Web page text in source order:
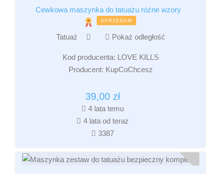
Cewkowa maszynka do tatuażu różne wzory
SPRZEDAM
Tatuaż Pokaż odległość
Kod producenta: LOVE KILLS
Producent: KupCoChcesz
39,00 zł
4 lata temu
4 lata od teraz
3387